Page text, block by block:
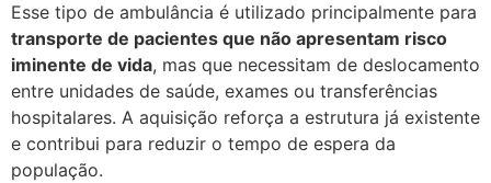
Esse tipo de ambulância é utilizado principalmente para
transporte de pacientes que não apresentam risco
iminente de vida, mas que necessitam de deslocamento
entre unidades de saúde, exames ou transferências
hospitalares. A aquisição reforça a estrutura já existente
e contribui para reduzir o tempo de espera da
população.